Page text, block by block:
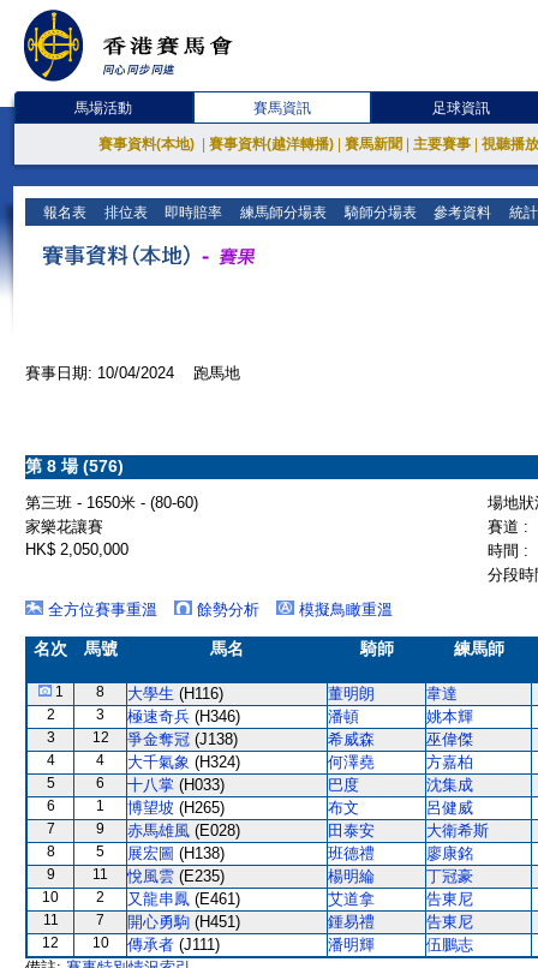
馬場活動 賽馬資訊 足球資訊
賽事資料(本地) 賽事資料(越洋轉播) 賽馬新聞 主要賽事 視聽播
報名表 排位表 即時賠率 練馬師分場表 騎師分場表 參考資料 統
賽事日期: 10/04/2024 跑馬地
第 8 場 (576)
第三班 - 1650米 - (80-60)
場地
家樂花讓賽
賽道 :
HK$ 2,050,000
時間 :
分段
全方位賽事重溫
餘勢分析 模擬鳥瞰重溫
名次 馬號 馬名 騎師 練馬師
1 8 大學生 (H116) 董明朗 韋達
2 3 極速奇兵 (H346) 潘頓 姚本輝
3 12 爭金奪冠 (J138) 希威森 巫偉傑
4 4 大千氣象 (H324) 何澤堯 方嘉柏
5 6 十八掌 (H033) 巴度 沈集成
6 1 博望坡 (H265) 布文 呂健威
7 9 赤馬雄風 (E028) 田泰安 大衛希斯
8 5 展宏圖 (H138) 班德禮 廖康銘
9 11 悅風雲 (E235) 楊明綸 丁冠豪
10 2 又龍串鳳 (E461) 艾道拿 告東尼
11 7 開心勇駒 (H451) 鍾易禮 告東尼
12 10 傳承者 (J111) 潘明輝
伍鵬志